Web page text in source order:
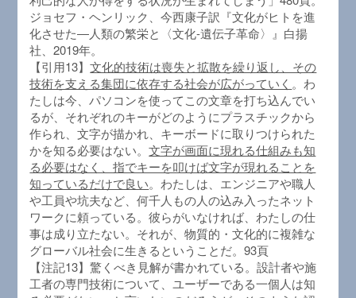
ジョセフ・ヘンリック、今西康子訳『文化がヒトを進
化させた―人類の繁栄と〈文化-遺伝子革命〉』白揚
社、2019年。
【引用13】文化的技術は喪失と拡散を繰り返し、その
技術を支える集団に依存する社会が広がっていく 。わ
たしは今、パソコンを使ってこの文章を打ち込んでい
るが、それぞれのキーがどのようにプラスチックから
作られ、文字が描かれ、キーボードに取りつけられた
かを知る必要はない。文字が画面に現れる仕組みも知
る必要はなく、指でキーを叩けば文字が現れることを
知っているだけで良い。わたしは、エンジニアや職人
や工員や坑夫など、何千人もの人の込み入ったネット
ワークに頼っている。彼らがいなければ、わたしの仕
事は成り立たない。それが、物質的・文化的に複雑な
グローバル社会に生きるということだ。93頁
【注記13】驚くべき見解が書かれている。設計者や施
工者の専門技術について、ユーザーである一個人は知